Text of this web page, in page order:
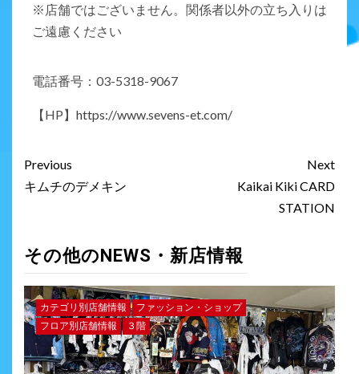
※店舗ではございません。関係者以外の立ち入りは
ご遠慮ください
電話番号：03-5318-9067
【HP】 https://www.sevens-et.com/
Previous
キムチのデメキン
Next
Kaikai Kiki CARD
STATION
その他のNEWS・新店情報
カテゴリ別店舗情報
ファッション・ショップ
フロア別店舗情報
３階